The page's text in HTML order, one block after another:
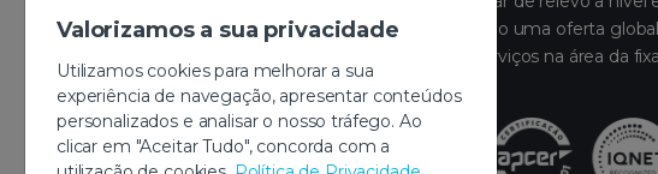
Valorizamos a sua privacidade
Utilizamos cookies para melhorar a sua
experiência de navegação, apresentar conteúdos
personalizados e analisar o nosso tráfego. Ao
clicar em "Aceitar Tudo", concorda com a
disponibilizando uma oferta
produtos e serviços na área da
montagem.